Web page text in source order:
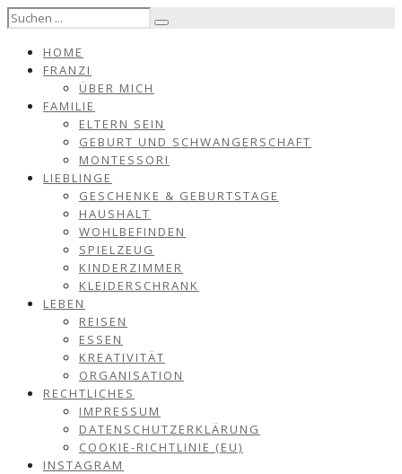
HOME
FRANZI
ÜBER MICH
FAMILIE
ELTERN SEIN
GEBURT UND SCHWANGERSCHAFT
MONTESSORI
LIEBLINGE
GESCHENKE & GEBURTSTAGE
HAUSHALT
WOHLBEFINDEN
SPIELZEUG
KINDERZIMMER
KLEIDERSCHRANK
LEBEN
REISEN
ESSEN
KREATIVITÄT
ORGANISATION
RECHTLICHES
IMPRESSUM
DATENSCHUTZERKLÄRUNG
COOKIE-RICHTLINIE (EU)
INSTAGRAM